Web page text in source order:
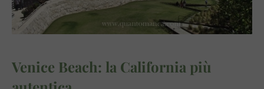
Venice Beach: la California più